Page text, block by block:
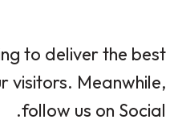
to deliver the best
visitors. Meanwhile,
follow us on Social.